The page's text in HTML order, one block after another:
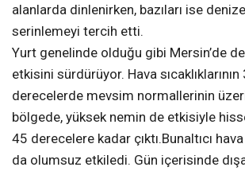
alanlarda dinlenirken, bazıları ise
serinlemeyi tercih etti.
Yurt genelinde olduğu gibi Mersin’de
etkisini sürdürüyor. Hava
derecelerde mevsim normallerinin
bölgede, yüksek nemin de etkisiyle
45 derecelere kadar çıktı.Bunaltıcı
da olumsuz etkiledi. Gün içerisinde